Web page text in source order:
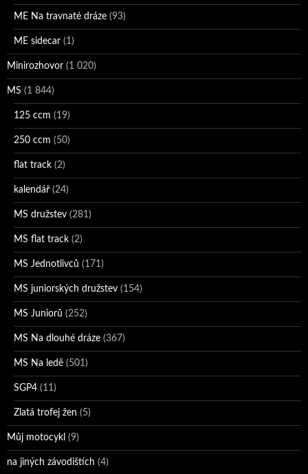
ME Na travnaté dráze (93)
ME sidecar (1)
Minirozhovor (1 020)
MS (1 844)
125 ccm (19)
250 ccm (50)
flat track (2)
kalendář (24)
MS družstev (281)
MS flat track (2)
MS Jednotlivců (171)
MS juniorských družstev (154)
MS Juniorů (252)
MS Na dlouhé dráze (367)
MS Na ledě (501)
SGP4 (11)
Zlatá trofej žen (5)
Můj motocykl (9)
na jiných závodištích (4)